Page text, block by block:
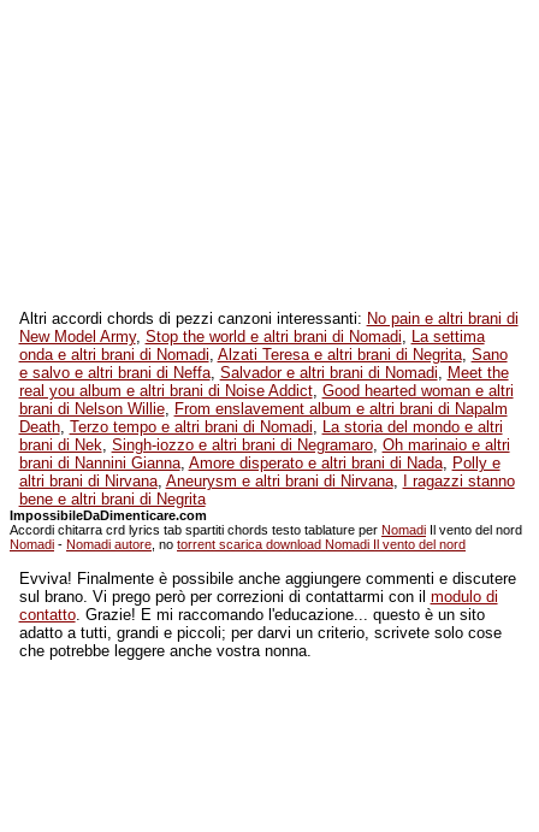
Altri accordi chords di pezzi canzoni interessanti: No pain e altri brani di
New Model Army, Stop the world e altri brani di Nomadi, La settima
onda e altri brani di Nomadi, Alzati Teresa e altri brani di Negrita, Sano
e salvo e altri brani di Neffa, Salvador e altri brani di Nomadi, Meet the
real you album e altri brani di Noise Addict, Good hearted woman e altri
brani di Nelson Willie, From enslavement album e altri brani di Napalm
Death, Terzo tempo e altri brani di Nomadi, La storia del mondo e altri
brani di Nek, Singh-iozzo e altri brani di Negramaro, Oh marinaio e altri
brani di Nannini Gianna, Amore disperato e altri brani di Nada, Polly e
altri brani di Nirvana, Aneurysm e altri brani di Nirvana,
I ragazzi stanno
bene e altri brani di Negrita
ImpossibileDaDimenticare.com
Accordi chitarra crd lyrics tab spartiti chords testo tablature per Nomadi Il vento del nord
Nomadi - Nomadi autore , no torrent scarica download Nomadi Il vento del nord
Evviva! Finalmente è possibile anche aggiungere commenti e discutere
sul brano. Vi prego però per correzioni di contattarmi con il modulo di
contatto. Grazie! E mi raccomando l'educazione... questo è un sito
adatto a tutti, grandi e piccoli; per darvi un criterio, scrivete solo cose
che potrebbe leggere anche vostra nonna.